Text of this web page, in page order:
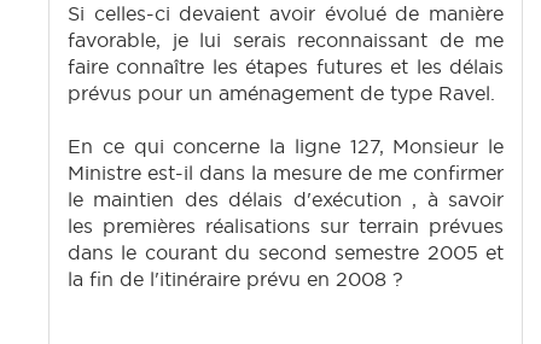
Si celles-ci devaient avoir évolué de manière
favorable, je lui serais reconnaissant de me
faire connaître les étapes futures et les délais
prévus pour un aménagement de type Ravel.
En ce qui concerne la ligne 127, Monsieur le
Ministre est-il dans la mesure de me confirmer
le maintien des délais d'exécution , à savoir
les premières réalisations sur terrain prévues
dans le courant du second semestre 2005 et
la fin de l'itinéraire prévu en 2008 ?